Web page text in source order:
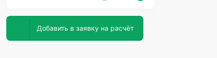
Добавить в заявку на расчёт